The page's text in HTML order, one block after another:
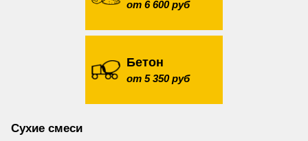
от 6 600 руб
Бетон
от 5 350 руб
Сухие смеси